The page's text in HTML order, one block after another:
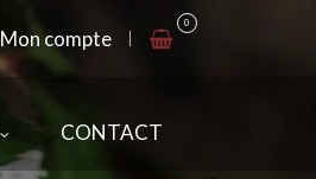
0
Mon compte
CONTACT